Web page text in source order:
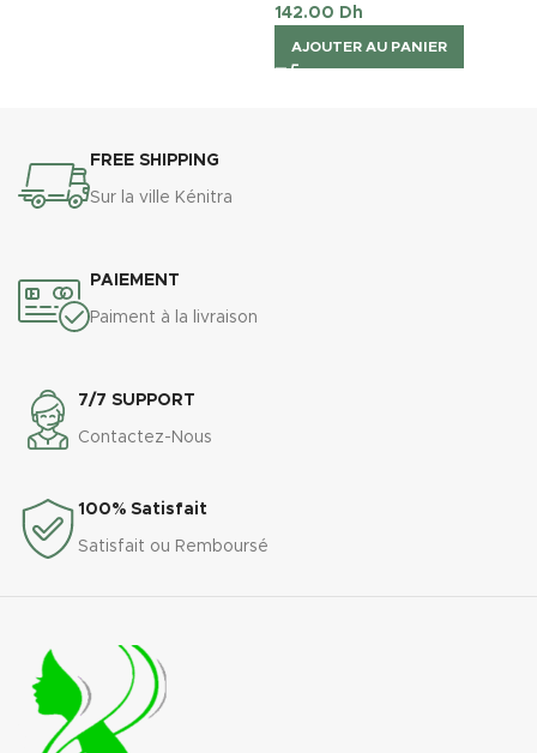
142.00 Dh
AJOUTER AU PANIER
FREE SHIPPING
Sur la ville Kénitra
PAIEMENT
Paiment à la livraison
7/7 SUPPORT
Contactez-Nous
100% Satisfait
Satisfait ou Remboursé